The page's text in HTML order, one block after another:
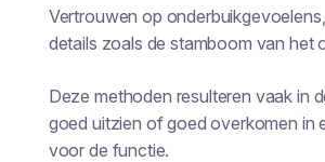
Vertrouwen op
details zoals de stamboom van het
Deze methoden resulteren vaak in
goed uitzien of goed overkomen in
voor de functie.